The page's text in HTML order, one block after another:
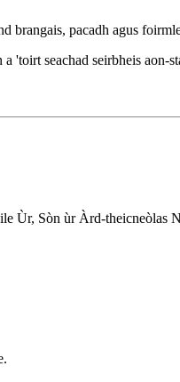
brangais, pacadh agus
'toirt seachad seirbheis aon-
Ùr, Sòn ùr Àrd-theicneòlas